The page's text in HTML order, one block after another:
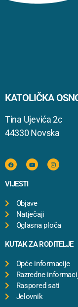
KATOLIČKA
Tina Ujevića 2c
44330 Novska
VIJESTI
Objave
Natječaji
Oglasna ploča
KUTAK ZA RODITELJE
Opće informacije
Razredne
Raspored sati
Jelovnik